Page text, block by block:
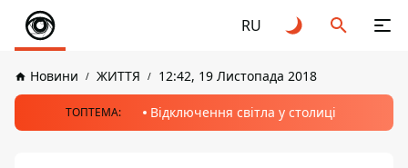
RU
Новини ЖИТТЯ 12:42, 19 Листопада 2018
ТОПТЕМА: Відключення світла у столиці